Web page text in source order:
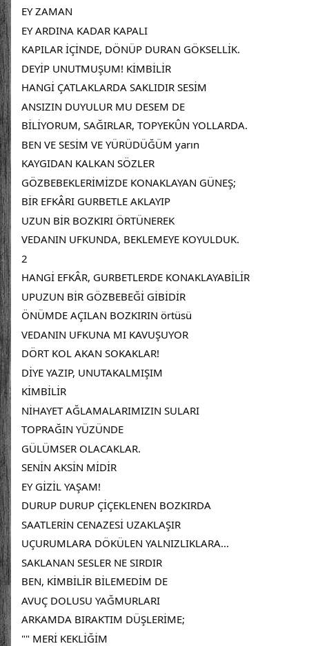
EY ZAMAN
EY ARDINA KADAR KAPALI
KAPILAR İÇİNDE, DÖNÜP DURAN GÖKSELLİK.
DEYİP UNUTMUŞUM! KİMBİLİR
HANGİ ÇATLAKLARDA SAKLIDIR SESİM
ANSIZIN DUYULUR MU DESEM DE
BİLİYORUM, SAĞIRLAR, TOPYEKÛN YOLLARDA.
BEN VE SESİM VE YÜRÜDÜĞÜM yarın
KAYGIDAN KALKAN SÖZLER
GÖZBEBEKLERİMİZDE KONAKLAYAN GÜNEŞ;
BİR EFKÂRI GURBETLE AKLAYIP
UZUN BİR BOZKIRI ÖRTÜNEREK
VEDANIN UFKUNDA, BEKLEMEYE KOYULDUK.
2
HANGİ EFKÂR, GURBETLERDE KONAKLAYABİLİR
UPUZUN BİR GÖZBEBEĞİ GİBİDİR
ÖNÜMDE AÇILAN BOZKIRIN örtüsü
VEDANIN UFKUNA MI KAVUŞUYOR
DÖRT KOL AKAN SOKAKLAR!
DİYE YAZIP, UNUTAKALMIŞIM
KİMBİLİR
NİHAYET AĞLAMALARIMIZIN SULARI
TOPRAĞIN YÜZÜNDE
GÜLÜMSER OLACAKLAR.
SENİN AKSİN MİDİR
EY GİZİL YAŞAM!
DURUP DURUP ÇİÇEKLENEN BOZKIRDA
SAATLERİN CENAZESİ UZAKLAŞIR
UÇURUMLARA DÖKÜLEN YALNIZLIKLARA...
SAKLANAN SESLER NE SIRDIR
BEN, KİMBİLİR BİLEMEDİM DE
AVUÇ DOLUSU YAĞMURLARI
ARKAMDA BIRAKTIM DÜŞLERİME;
"" MERİ KEKLİĞİM